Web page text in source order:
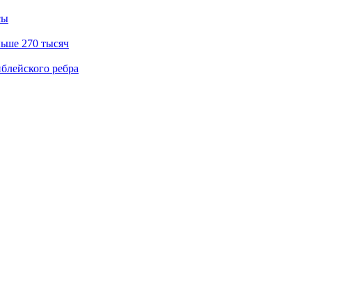
270 тысяч
ребра